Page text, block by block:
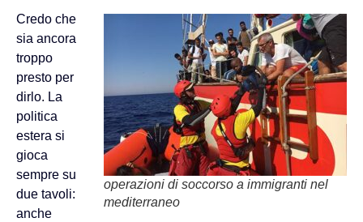
operazioni di soccorso a immigranti nel
mediterraneo
Credo che
sia ancora
troppo
presto per
dirlo. La
politica
estera si
gioca
sempre su
due tavoli:
anche